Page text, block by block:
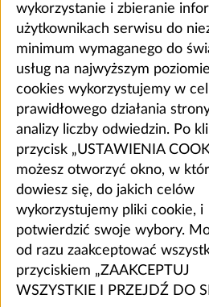
wykorzystanie i zbieranie
użytkownikach serwisu do
minimum wymaganego do
usług na najwyższym
cookies wykorzystujemy w
prawidłowego działania
analizy liczby odwiedzin. Po
przycisk „USTAWIENIA
możesz otworzyć okno, w
dowiesz się, do jakich celów
wykorzystujemy pliki cookie, i
potwierdzić swoje wybory.
od razu zaakceptować
przyciskiem „ZAAKCEPTUJ
WSZYSTKIE I PRZEJDŹ DO